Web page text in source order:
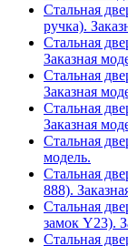
Стальная
ручка).
Стальная
Заказная
Стальная
Заказная
Стальная
Заказная
Стальная
модель.
Стальная
888).
Стальная
замок Y23).
Стальная